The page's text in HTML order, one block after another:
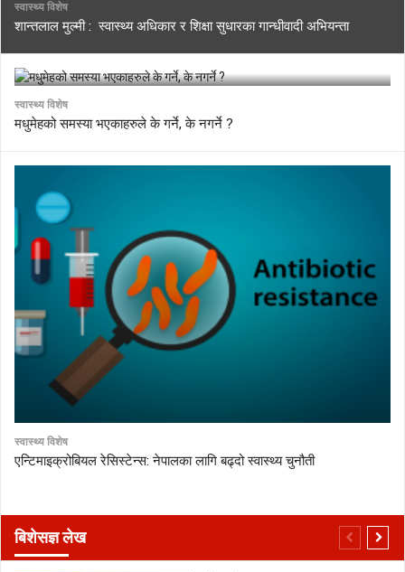
स्वास्थ्य विशेष
शान्तलाल मुल्मी : स्वास्थ्य अधिकार र शिक्षा सुधारका गान्धीवादी अभियन्ता
स्वास्थ्य विशेष
मधुमेहको समस्या भएकाहरुले के गर्ने, के नगर्ने ?
स्वास्थ्य विशेष
एन्टिमाइक्रोबियल रेसिस्टेन्स: नेपालका लागि बढ्दो स्वास्थ्य चुनौती
बिशेसज्ञ लेख